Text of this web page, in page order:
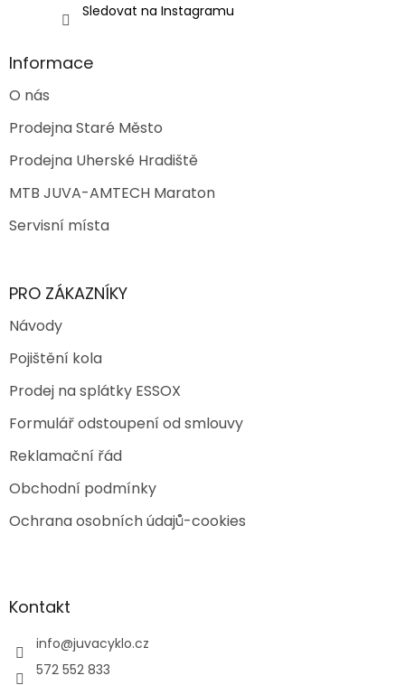
Sledovat na Instagramu
Informace
O nás
Prodejna Staré Město
Prodejna Uherské Hradiště
MTB JUVA-AMTECH Maraton
Servisní místa
PRO ZÁKAZNÍKY
Návody
Pojištění kola
Prodej na splátky ESSOX
Formulář odstoupení od smlouvy
Reklamační řád
Obchodní podmínky
Ochrana osobních údajů-cookies
Kontakt
info@juvacyklo.cz
572 552 833